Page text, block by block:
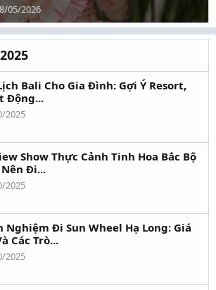
05/2026
Bali Cho Gia Đình: Gợi Ý Resort,
Động...
2025
Show Thực Cảnh Tinh Hoa Bắc Bộ
Nên Đi...
2025
Nghiệm Đi Sun Wheel Hạ Long: Giá
Các Trò...
2025